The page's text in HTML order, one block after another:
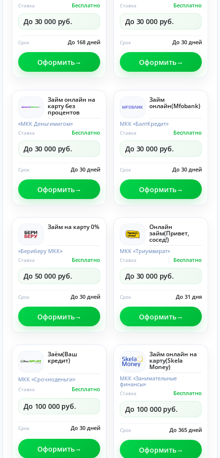
Бесплатно
Ставка
До 30 000 руб.
До 168 дней
Срок
Оформить
Бесплатно
Ставка
До 30 000 руб.
До 30 дней
Срок
Оформить
Займ онлайн на
карту без
процентов
«МКК Деньгимигом»
Бесплатно
Ставка
До 30 000 руб.
До 30 дней
Срок
Оформить
Займ
онлайн(Mfobank)
МКК «БалтКредит»
Бесплатно
Ставка
До 30 000 руб.
До 30 дней
Срок
Оформить
Займ на карту 0%
«Бериберу МКК»
Бесплатно
Ставка
До 50 000 руб.
До 30 дней
Срок
Оформить
Онлайн
займ(Привет,
сосед!)
МКК «Триумвират»
Бесплатно
Ставка
До 30 000 руб.
До 31 дня
Срок
Оформить
Заём(Ваш
кредит)
МКК «Срочноденьги»
Бесплатно
Ставка
До 100 000 руб.
До 30 дней
Срок
Оформить
Займ онлайн на
карту(Skela
Money)
МКК «Занимательные
финансы»
Бесплатно
Ставка
До 100 000 руб.
До 365 дней
Срок
Оформить